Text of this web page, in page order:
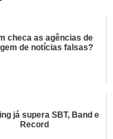
checa as agências de
de notícias falsas?
já supera SBT, Band e
Record